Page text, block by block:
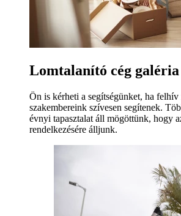
Lomtalanító cég galéria
Ön is kérheti a segítségünket, ha felhív
szakembereink szívesen segítenek.
évnyi tapasztalat áll mögöttünk, hogy
rendelkezésére álljunk.